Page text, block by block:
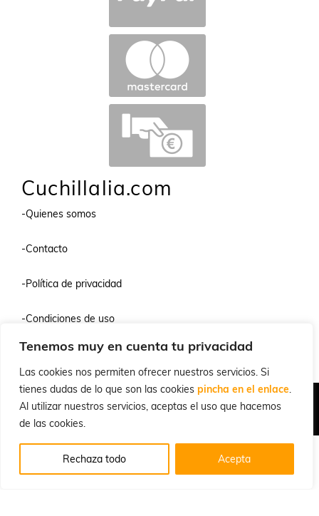
Tenemos muy en cuenta tu privacidad
Las cookies nos permiten ofrecer nuestros servicios. Si
tienes dudas de lo que son las cookies pincha en el enlace.
Al utilizar nuestros servicios, aceptas el uso que hacemos
de las cookies.
Rechaza todo Acepta
Cuchillalia.com
-Quienes somos
-Contacto
-Política de privacidad
-Condiciones de uso
-Preguntas frecuentes
Quiénes Somos Condiciones de Venta y Uso
Política de Privacidad